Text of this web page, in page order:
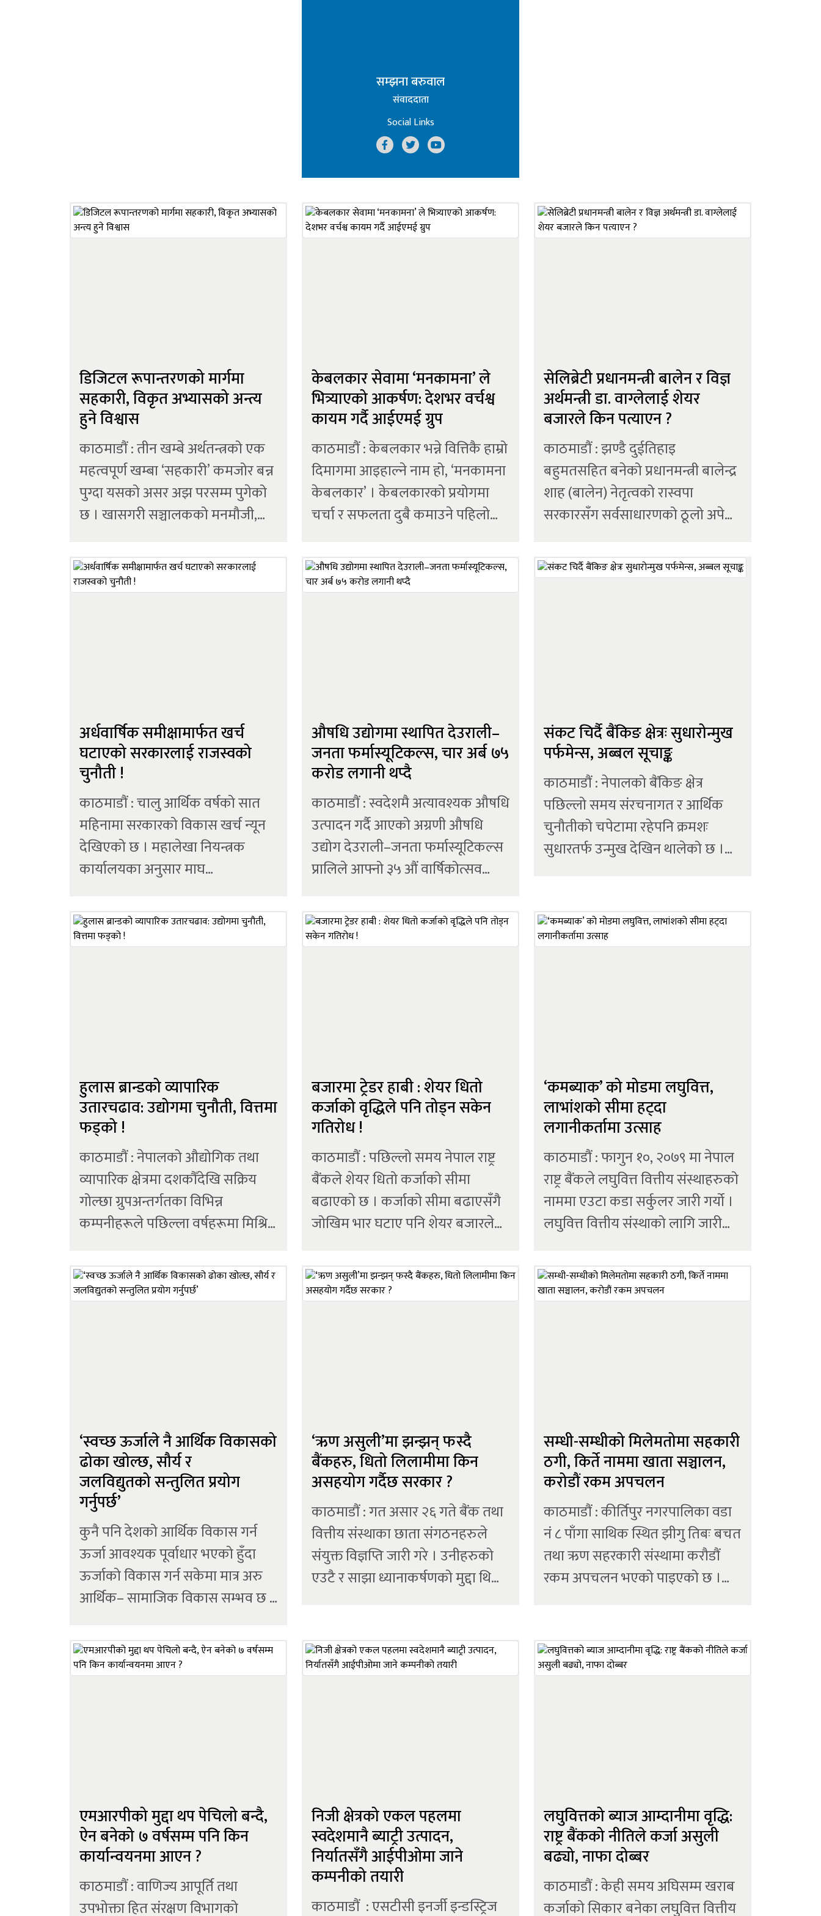
सम्झना बरुवाल
संवाददाता
Social Links
डिजिटल रूपान्तरणको मार्गमा
सहकारी, विकृत अभ्यासको अन्त्य
हुने विश्वास
काठमाडौं : तीन खम्बे अर्थतन्त्रको एक
महत्वपूर्ण खम्बा ‘सहकारी’ कमजोर बन्न
पुग्दा यसको असर अझ परसम्म पुगेको
छ । खासगरी सञ्चालकको मनमौजी,
मनलाग्दी निक्षेप अपलचन र सरकारी
नियमनको अभावमा यो क्षेत्र विकृत
केबलकार सेवामा ‘मनकामना’ ले
भित्र्याएको आकर्षण: देशभर वर्चश्व
कायम गर्दै आईएमई ग्रुप
काठमाडौं : केबलकार भन्ने वित्तिकै हाम्रो
दिमागमा आइहाल्ने नाम हो, ‘मनकामना
केबलकार’ । केबलकारको प्रयोगमा
चर्चा र सफलता दुबै कमाउने पहिलो
कुरिनटारदेखि गोरखाको मनकामना
मन्दिरसम्मको जम्मा ३.०२ किलोमिटर
सेलिब्रेटी प्रधानमन्त्री बालेन र विज्ञ
अर्थमन्त्री डा. वाग्लेलाई शेयर
बजारले किन पत्याएन ?
काठमाडौं : झण्डै दुईतिहाइ
बहुमतसहित बनेको प्रधानमन्त्री बालेन्द्र
शाह (बालेन) नेतृत्वको रास्वपा
सरकारसँग सर्वसाधारणको ठूलो अपेक्षा
सरकारले सुशासनसँगै आर्थिक विकास,
स्थायित्व र व्यवसायिक वातावरण
अर्धवार्षिक समीक्षामार्फत खर्च
घटाएको सरकारलाई राजस्वको
चुनौती !
काठमाडौं : चालु आर्थिक वर्षको सात
महिनामा सरकारको विकास खर्च न्यून
देखिएको छ । महालेखा नियन्त्रक
कार्यालयका अनुसार माघ
प्रतिशत, पुँजीगततर्फ १५.५२ प्रतिशत र
वित्तीय व्यवस्थापनतर्फ ४६.७१ प्रतिशत
औषधि उद्योगमा स्थापित देउराली–
जनता फर्मास्यूटिकल्स, चार अर्ब ७५
करोड लगानी थप्दै
काठमाडौं : स्वदेशमै अत्यावश्यक औषधि
उत्पादन गर्दै आएको अग्रणी औषधि
उद्योग देउराली–जनता फर्मास्यूटिकल्स
प्रालिले आफ्नो ३५ औं वार्षिकोत्सव
नेपाली जनताको स्वास्थ्य सेवामा
समर्पित कम्पनीले औषधि आयातमा
संकट चिर्दै बैंकिङ क्षेत्रः सुधारोन्मुख
पर्फमेन्स, अब्बल सूचाङ्क
काठमाडौं : नेपालको बैंकिङ क्षेत्र
पछिल्लो समय संरचनागत र आर्थिक
चुनौतीको चपेटामा रहेपनि क्रमशः
सुधारतर्फ उन्मुख देखिन थालेको छ ।
आन्तरिक अर्थतन्त्र सुस्त हुँदा कर्जा
विस्तार अपेक्षित रूपमा बढ्न सकेको
हुलास ब्रान्डको व्यापारिक
उतारचढाव: उद्योगमा चुनौती, वित्तमा
फड्को !
काठमाडौं : नेपालको औद्योगिक तथा
व्यापारिक क्षेत्रमा दशकौँदेखि सक्रिय
गोल्छा ग्रुपअन्तर्गतका विभिन्न
कम्पनीहरूले पछिल्ला वर्षहरूमा मिश्रित
आइरन, वायर, खाद्य उद्योगदेखि
फिनटेकसम्म फैलिएको समूहका केही
बजारमा ट्रेडर हाबी : शेयर धितो
कर्जाको वृद्धिले पनि तोड्न सकेन
गतिरोध !
काठमाडौं : पछिल्लो समय नेपाल राष्ट्र
बैंकले शेयर धितो कर्जाको सीमा
बढाएकाे छ । कर्जाकाे सीमा बढाएसँगै
जोखिम भार घटाए पनि शेयर बजारले
प्रणालीमा लगानीयोग्य रकम (तरलता)
सहज भएको र ब्याजदर पनि निरन्तर
‘कमब्याक’ को मोडमा लघुवित्त,
लाभांशको सीमा हट्दा
लगानीकर्तामा उत्साह
काठमाडौं : फागुन १०, २०७९ मा नेपाल
राष्ट्र बैंकले लघुवित्त वित्तीय संस्थाहरुको
नाममा एउटा कडा सर्कुलर जारी गर्यो ।
लघुवित्त वित्तीय संस्थाको लागि जारी
थप गर्दै केन्द्रीय बैंकले भन्यो, ‘अब
उप्रान्त १५ प्रतिशतभन्दा बढी लाभांश
‘स्वच्छ ऊर्जाले नै आर्थिक विकासको
ढोका खोल्छ, सौर्य र
जलविद्युतको सन्तुलित प्रयोग
गर्नुपर्छ’
कुनै पनि देशको आर्थिक विकास गर्न
ऊर्जा आवश्यक पूर्वाधार भएको हुँदा
ऊर्जाको विकास गर्न सकेमा मात्र अरु
आर्थिक– सामाजिक विकास सम्भव छ ।
असरलाई कम गर्नका लागि पनि स्वच्छ
ऊर्जा रुपान्तरणमा जानुपर्ने विषयमा
‘ऋण असुली’मा झन्झन् फस्दै
बैंकहरु, धितो लिलामीमा किन
असहयोग गर्दैछ सरकार ?
काठमाडौं : गत असार २६ गते बैंक तथा
वित्तीय संस्थाका छाता संगठनहरुले
संयुक्त विज्ञप्ति जारी गरे । उनीहरुको
एउटै र साझा ध्यानाकर्षणको मुद्दा थियो,
वित्तीय संस्था संघ र नेपाल लघुवित्त
बैकर्स संघद्वारा जारी संयुक्त वि...
सम्धी-सम्धीको मिलेमतोमा सहकारी
ठगी, किर्ते नाममा खाता सञ्चालन,
करोडौं रकम अपचलन
काठमाडौं : कीर्तिपुर नगरपालिका वडा
नं ८ पाँगा साथिक स्थित झीगु तिबः बचत
तथा ऋण सहरकारी संस्थामा करौडौं
रकम अपचलन भएको पाइएको छ ।
महर्जनसहितको संलग्नतामा करोडौं
रकम अपचलन भएको खुलेको हो ।
एमआरपीको मुद्दा थप पेचिलो बन्दै,
ऐन बनेको ७ वर्षसम्म पनि किन
कार्यान्वयनमा आएन ?
काठमाडौं : वाणिज्य आपूर्ति तथा
उपभोक्ता हित संरक्षण विभागको
निजी क्षेत्रको एकल पहलमा
स्वदेशमानै ब्याट्री उत्पादन,
निर्यातसँगै आईपीओमा जाने
कम्पनीको तयारी
काठमाडौं : एसटीसी इनर्जी इन्डस्ट्रिज
लघुवित्तको ब्याज आम्दानीमा वृद्धि:
राष्ट्र बैंकको नीतिले कर्जा असुली
बढ्यो, नाफा दोब्बर
काठमाडौं : केही समय अघिसम्म खराब
कर्जाको सिकार बनेका लघुवित्त वित्तीय